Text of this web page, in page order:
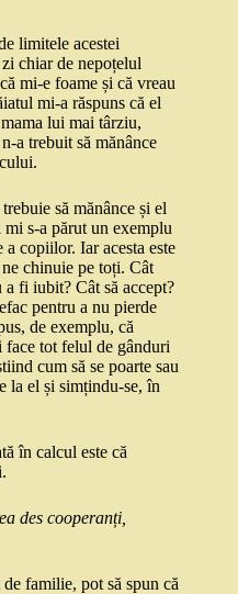
limitele acestei
chiar de nepoțelul
mi-e foame și că vreau
mi-a răspuns că el
lui mai târziu,
n-a trebuit să mănânce
să mănânce și el
s-a părut un exemplu
copiilor. Iar acesta este
chinuie pe toți. Cât
fi iubit? Cât să accept?
pentru a nu pierde
de exemplu, că
face tot felul de gânduri
cum să se poarte sau
la el și simțindu-se, în
în calcul este că
des cooperanți,
familie, pot să spun că